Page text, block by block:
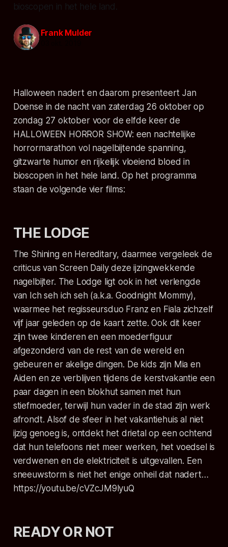
bioscopen in het hele land.
Frank Mulder
Halloween nadert en daarom presenteert Jan
Doense in de nacht van zaterdag 26 oktober op
zondag 27 oktober voor de elfde keer de
HALLOWEEN HORROR SHOW: een nachtelijke
horrormarathon vol nagelbijtende spanning,
gitzwarte humor en rijkelijk vloeiend bloed in
bioscopen in het hele land. Op het programma
staan de volgende vier films:
THE LODGE
The Shiningen Hereditary, daarmee vergeleek de
criticus van Screen Daily deze ijzingwekkende
nagelbijter. The Lodge ligt ook in het verlengde
van Ich seh ich seh(a.k.a. Goodnight Mommy),
waarmee het regisseursduo Franz en Fiala zichzelf
vijf jaar geleden op de kaart zette. Ook dit keer
zijn twee kinderen en een moederfiguur
afgezonderd van de rest van de wereld en
gebeuren er akelige dingen. De kids zijn Mia en
Aiden en ze verblijven tijdens de kerstvakantie een
paar dagen in een blokhut samen met hun
stiefmoeder, terwijl hun vader in de stad zijn werk
afrondt. Alsof de sfeer in het vakantiehuis al niet
ijzig genoeg is, ontdekt het drietal op een ochtend
dat hun telefoons niet meer werken, het voedsel is
verdwenen en de elektriciteit is uitgevallen. Een
sneeuwstorm is niet het enige onheil dat nadert…
https://youtu.be/cVZcJM9lyuQ
READY OR NOT